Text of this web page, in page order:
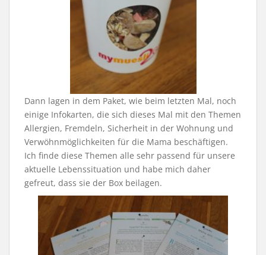
Dann lagen in dem Paket, wie beim letzten Mal, noch
einige Infokarten, die sich dieses Mal mit den Themen
Allergien, Fremdeln, Sicherheit in der Wohnung und
Verwöhnmöglichkeiten für die Mama beschäftigen.
Ich finde diese Themen alle sehr passend für unsere
aktuelle Lebenssituation und habe mich daher
gefreut, dass sie der Box beilagen.